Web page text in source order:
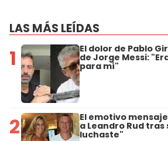
LAS MÁS LEÍDAS
1 El dolor de Pablo
de Jorge Messi:
para mí"
2 El emotivo
a Leandro Rud
luchaste"